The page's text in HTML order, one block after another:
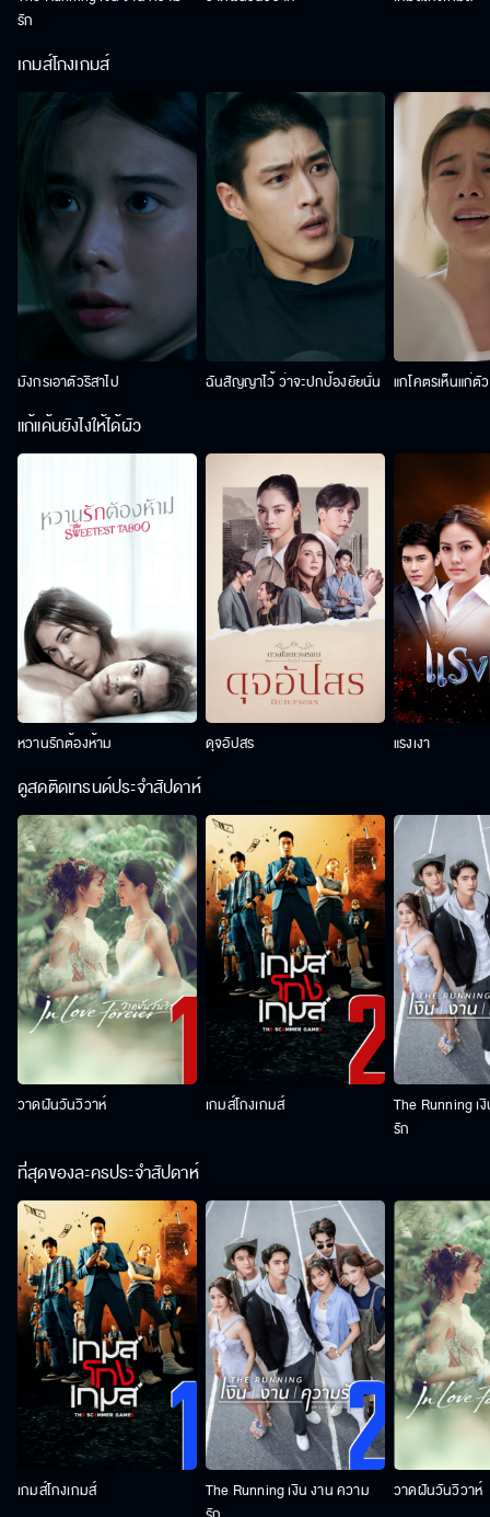
รัก
เกมส์โกงเกมส์
มังกรเอาตัวริสาไป ฉันสัญญาไว้ ว่าจะปกป้องยัยนั่น แกโคตรเห็นแก่ตั
แก้แค้นยังไงให้ได้ผัว
หวานรักต้องห้าม ดุจอัปสร แรงเงา
ดูสดติดเทรนด์ประจำสัปดาห์
วาดฝันวันวิวาห์ เกมส์โกงเกมส์
The Running เ
รัก
ที่สุดของละครประจำสัปดาห์
เกมส์โกงเกมส์
The Running เงิน งาน ความ
วาดฝันวันวิวาห์